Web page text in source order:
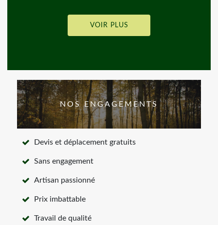
VOIR PLUS
NOS ENGAGEMENTS
Devis et déplacement gratuits
Sans engagement
Artisan passionné
Prix imbattable
Travail de qualité